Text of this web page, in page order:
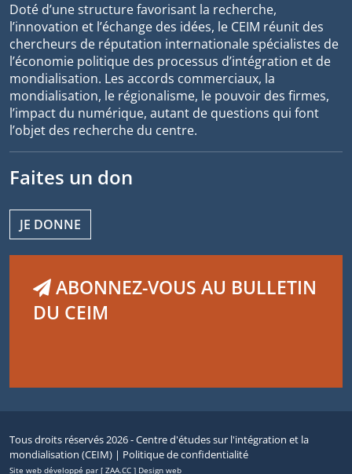
Doté d’une structure favorisant la recherche,
l’innovation et l’échange des idées, le CEIM réunit des
chercheurs de réputation internationale spécialistes de
l’économie politique des processus d’intégration et de
mondialisation. Les accords commerciaux, la
mondialisation, le régionalisme, le pouvoir des firmes,
l’impact du numérique, autant de questions qui font
l’objet des recherche du centre.
Faites un don
JE DONNE
ABONNEZ-VOUS AU BULLETIN
DU CEIM
Tous droits réservés 2026 - Centre d'études sur l'intégration et la
mondialisation (CEIM) | Politique de confidentialité
Site web développé par [ ZAA.CC ] Design web